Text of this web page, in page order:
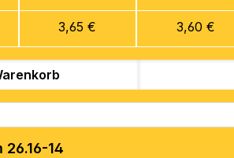
3,65 € 3,60 €
14